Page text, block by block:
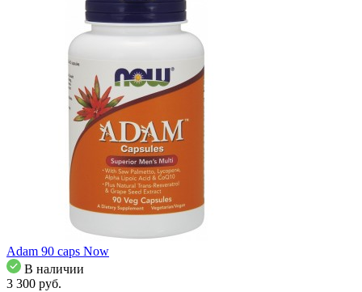
Adam 90 caps Now
В наличии
3 300 pуб.